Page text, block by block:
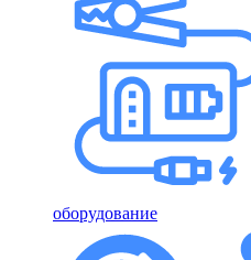
оборудование